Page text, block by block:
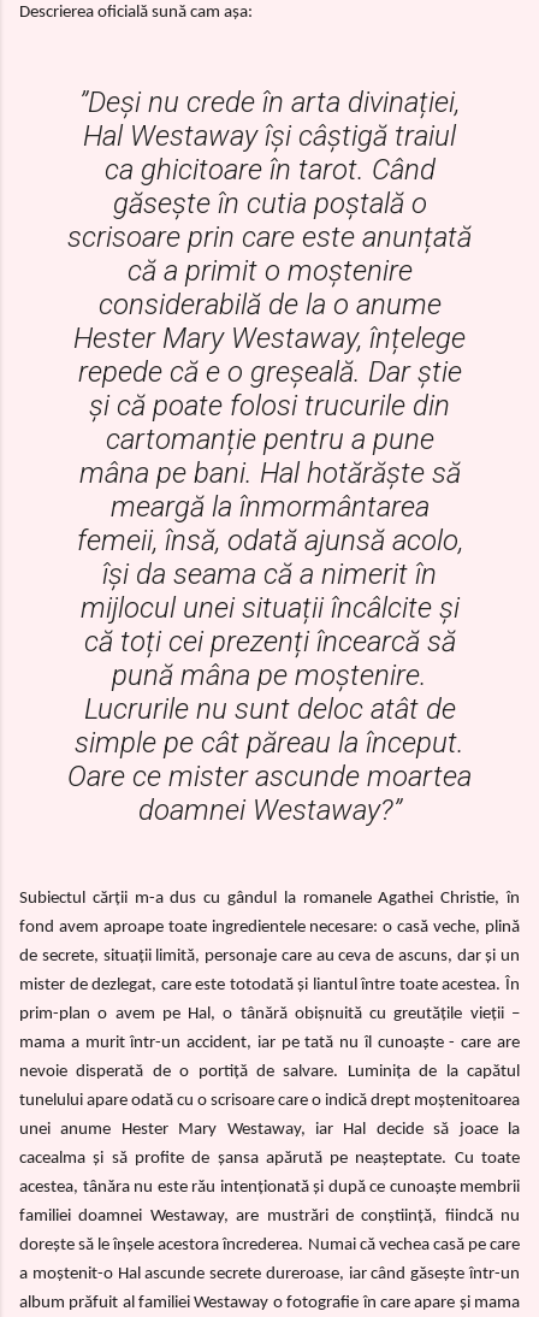
Descrierea oficială sună cam așa:
”Deși nu crede în arta divinației,
Hal Westaway își câștigă traiul
ca ghicitoare în tarot. Când
găsește în cutia poștală o
scrisoare prin care este anunțată
că a primit o moștenire
considerabilă de la o anume
Hester Mary Westaway, înțelege
repede că e o greșeală. Dar știe
și că poate folosi trucurile din
cartomanție pentru a pune
mâna pe bani. Hal hotărăște să
meargă la înmormântarea
femeii, însă, odată ajunsă acolo,
își da seama că a nimerit în
mijlocul unei situații încâlcite și
că toți cei prezenți încearcă să
pună mâna pe moștenire.
Lucrurile nu sunt deloc atât de
simple pe cât păreau la început.
Oare ce mister ascunde moartea
doamnei Westaway?”
Subiectul cărții m-a dus cu gândul la romanele Agathei Christie, în
fond avem aproape toate ingredientele necesare: o casă veche, plină
de secrete, situații limită, personaje care au ceva de ascuns, dar și un
mister de dezlegat, care este totodată și liantul între toate acestea. În
prim-plan o avem pe Hal, o tânără obișnuită cu greutățile vieții –
mama a murit într-un accident, iar pe tată nu îl cunoaște - care are
nevoie disperată de o portiță de salvare. Luminița de la capătul
tunelului apare odată cu o scrisoare care o indică drept moștenitoarea
unei anume Hester Mary Westaway, iar Hal decide să joace la
cacealma și să profite de șansa apărută pe neașteptate. Cu toate
acestea, tânăra nu este rău intenționată și după ce cunoaște membrii
familiei doamnei Westaway, are mustrări de conștiință, fiindcă nu
dorește să le înșele acestora încrederea. Numai că vechea casă pe care
a moștenit-o Hal ascunde secrete dureroase, iar când găsește într-un
album prăfuit al familiei Westaway o fotografie în care apare și mama